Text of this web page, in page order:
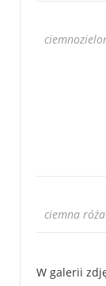
ciemna róża
W galerii